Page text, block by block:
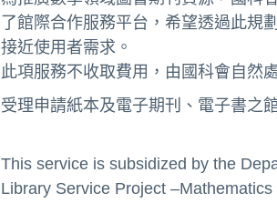
了館際合作服務平台，希望透過此規
接近使用者需求。
此項服務不收取費用，由國科會自然
受理申請紙本及電子期刊、電子書之
This service is subsidized by the
Library Service Project